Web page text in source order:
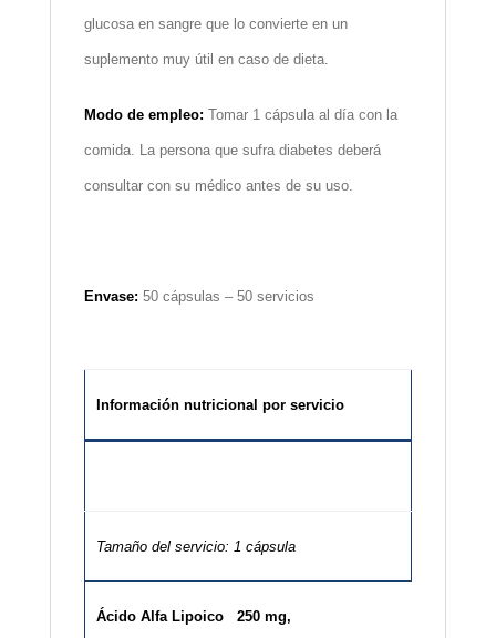
glucosa en sangre que lo convierte en un
suplemento muy útil en caso de dieta.
Modo de empleo: Tomar 1 cápsula al día con la
comida. La persona que sufra diabetes deberá
consultar con su médico antes de su uso.
Envase: 50 cápsulas – 50 servicios
Información nutricional por servicio
Tamaño del servicio: 1 cápsula
Ácido Alfa Lipoico 250 mg,